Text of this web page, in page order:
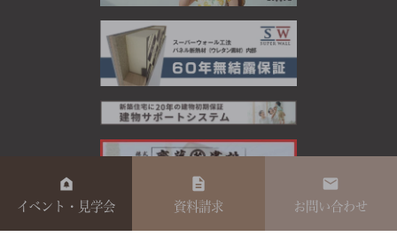
イベント・見学会 資料請求 お問い合わせ